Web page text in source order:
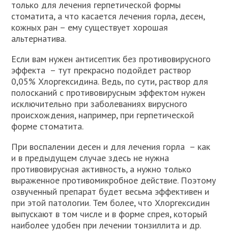
только для лечения герпетической формы
стоматита, а что касается лечения горла, десен,
кожных ран – ему существует хорошая
альтернатива.
Если вам нужен антисептик без противовирусного
эффекта – тут прекрасно подойдет раствор
0,05% Хлоргексидина. Ведь, по сути, раствор для
полосканий с противовирусным эффектом нужен
исключительно при заболеваниях вирусного
происхождения, например, при герпетической
форме стоматита.
При воспалении десен и для лечения горла – как
и в предыдущем случае здесь не нужна
противовирусная активность, а нужно только
выраженное противомикробное действие. Поэтому
озвученный препарат будет весьма эффективен и
при этой патологии. Тем более, что Хлоргексидин
выпускают в том числе и в форме спрея, который
наиболее удобен при лечении тонзиллита и др.